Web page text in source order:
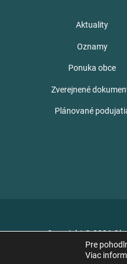
Aktuality
Oznamy
Ponuka obce
Zverejnené
Plánované
Copyright © 2026
Pre
Viac